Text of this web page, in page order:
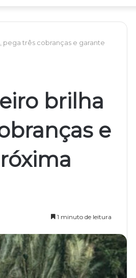
pega três cobranças e garante
brilha
e
1 minuto de leitura